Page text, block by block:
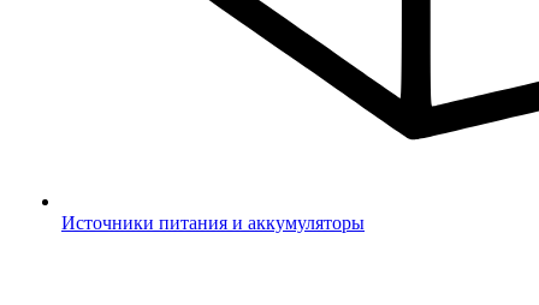
Источники питания и аккумуляторы